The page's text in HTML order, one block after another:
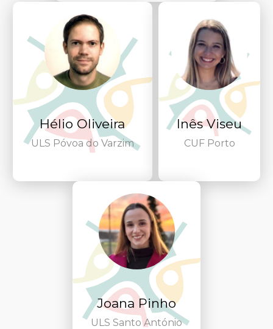
Hélio Oliveira
ULS Póvoa do Varzim
Inês Viseu
CUF Porto
Joana Pinho
ULS Santo António